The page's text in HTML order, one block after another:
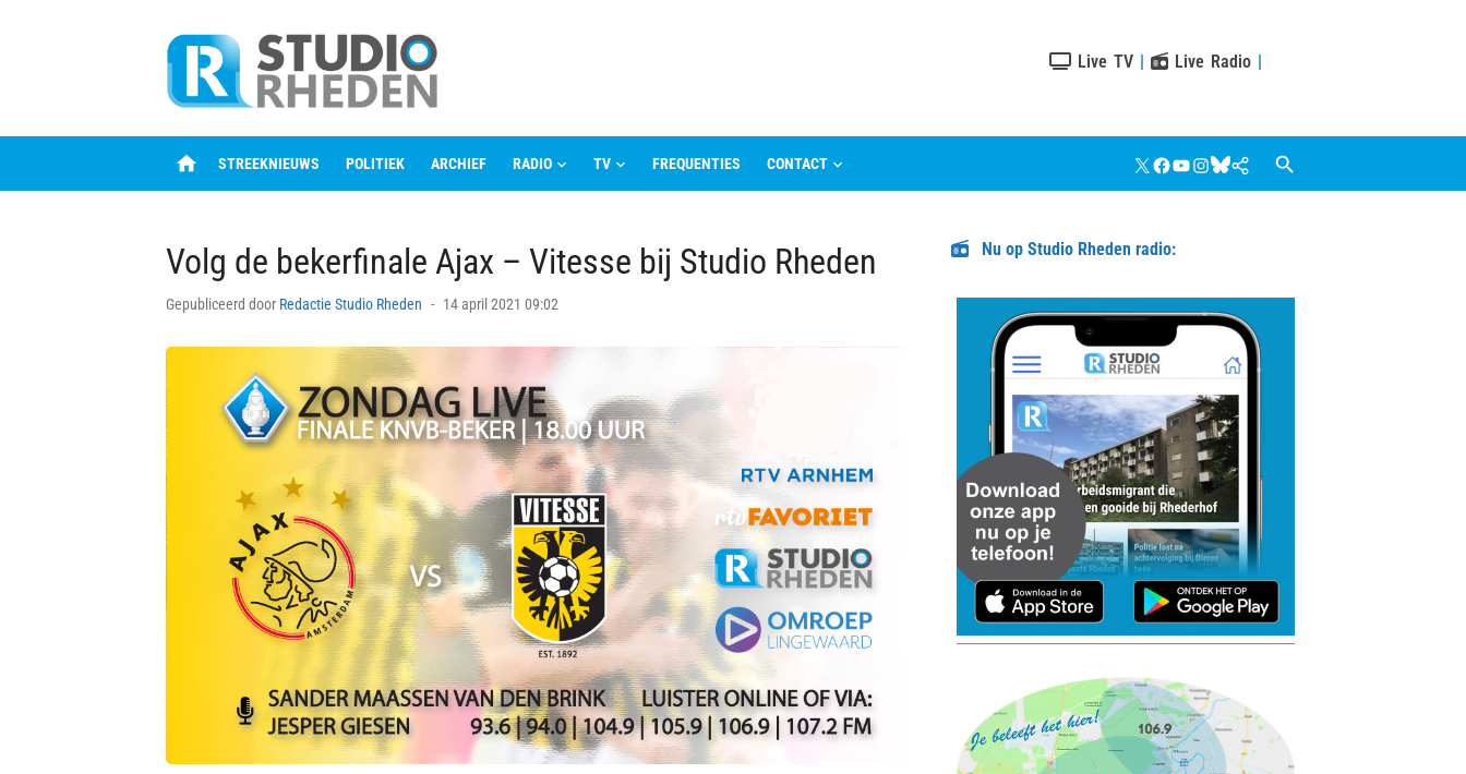
Live TV | Live Radio |
home STREEKNIEUWS POLITIEK ARCHIEF RADIO TV FREQUENTIES CONTACT X Facebook
YouTube
Instagram
Bluesky
Google
Nieuws
Volg de bekerfinale Ajax – Vitesse bij Studio Rheden
Gepubliceerd door Redactie Studio Rheden
Posted
14 april 2021 09:02
Nu op Studio Rheden radio: